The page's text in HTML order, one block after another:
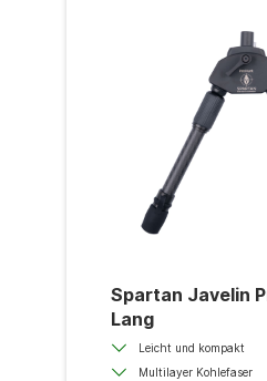
Spartan Javelin ProHunt Bipod
Lang
Leicht und kompakt
Multilayer Kohlefaser